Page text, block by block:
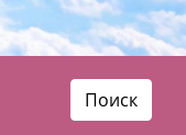
Поиск